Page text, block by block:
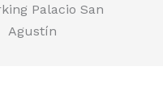
Palacio San
Agustín